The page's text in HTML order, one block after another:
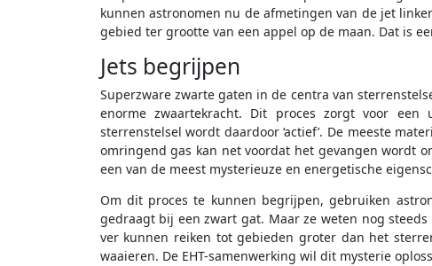
kunnen astronomen nu de afmetingen van de jet
gebied ter grootte van een appel op de maan. Dat is
Jets begrijpen
Superzware zwarte gaten in de centra van
enorme zwaartekracht. Dit proces zorgt voor
sterrenstelsel wordt daardoor ‘actief’. De meeste
omringend gas kan net voordat het gevangen wordt
een van de meest mysterieuze en energetische
Om dit proces te kunnen begrijpen, gebruiken
gedraagt bij een zwart gat. Maar ze weten nog
ver kunnen reiken tot gebieden groter dan het
waaieren. De EHT-samenwerking wil dit mysterie